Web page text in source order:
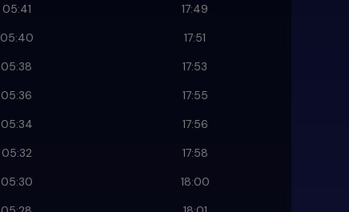
05:41
17:49
05:40
17:51
05:38
17:53
05:36
17:55
05:34
17:56
05:32
17:58
05:30
18:00